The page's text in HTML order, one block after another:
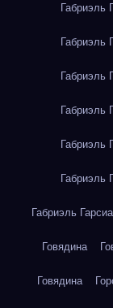
Габриэль
Габриэль
Габриэль
Габриэль
Габриэль
Габриэль
Габриэль
Говядина
Говядина